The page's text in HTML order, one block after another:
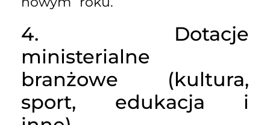
4. Dotacje
ministerialne
branżowe (kultura,
sport, edukacja i